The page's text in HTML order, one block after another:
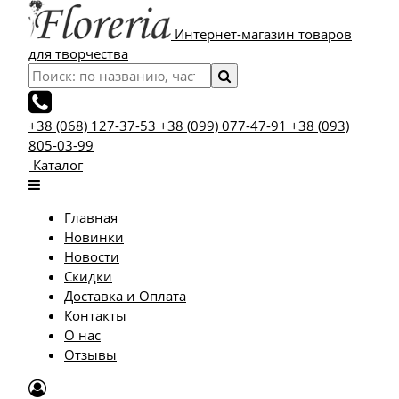
Интернет-магазин товаров
для творчества
+38 (068) 127-37-53 +38 (099) 077-47-91 +38 (093)
805-03-99
Каталог
Главная
Новинки
Новости
Скидки
Доставка и Оплата
Контакты
О нас
Отзывы